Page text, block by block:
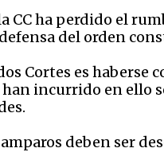
ha perdido el
del orden
Cortes es
han incurrido en
deben ser